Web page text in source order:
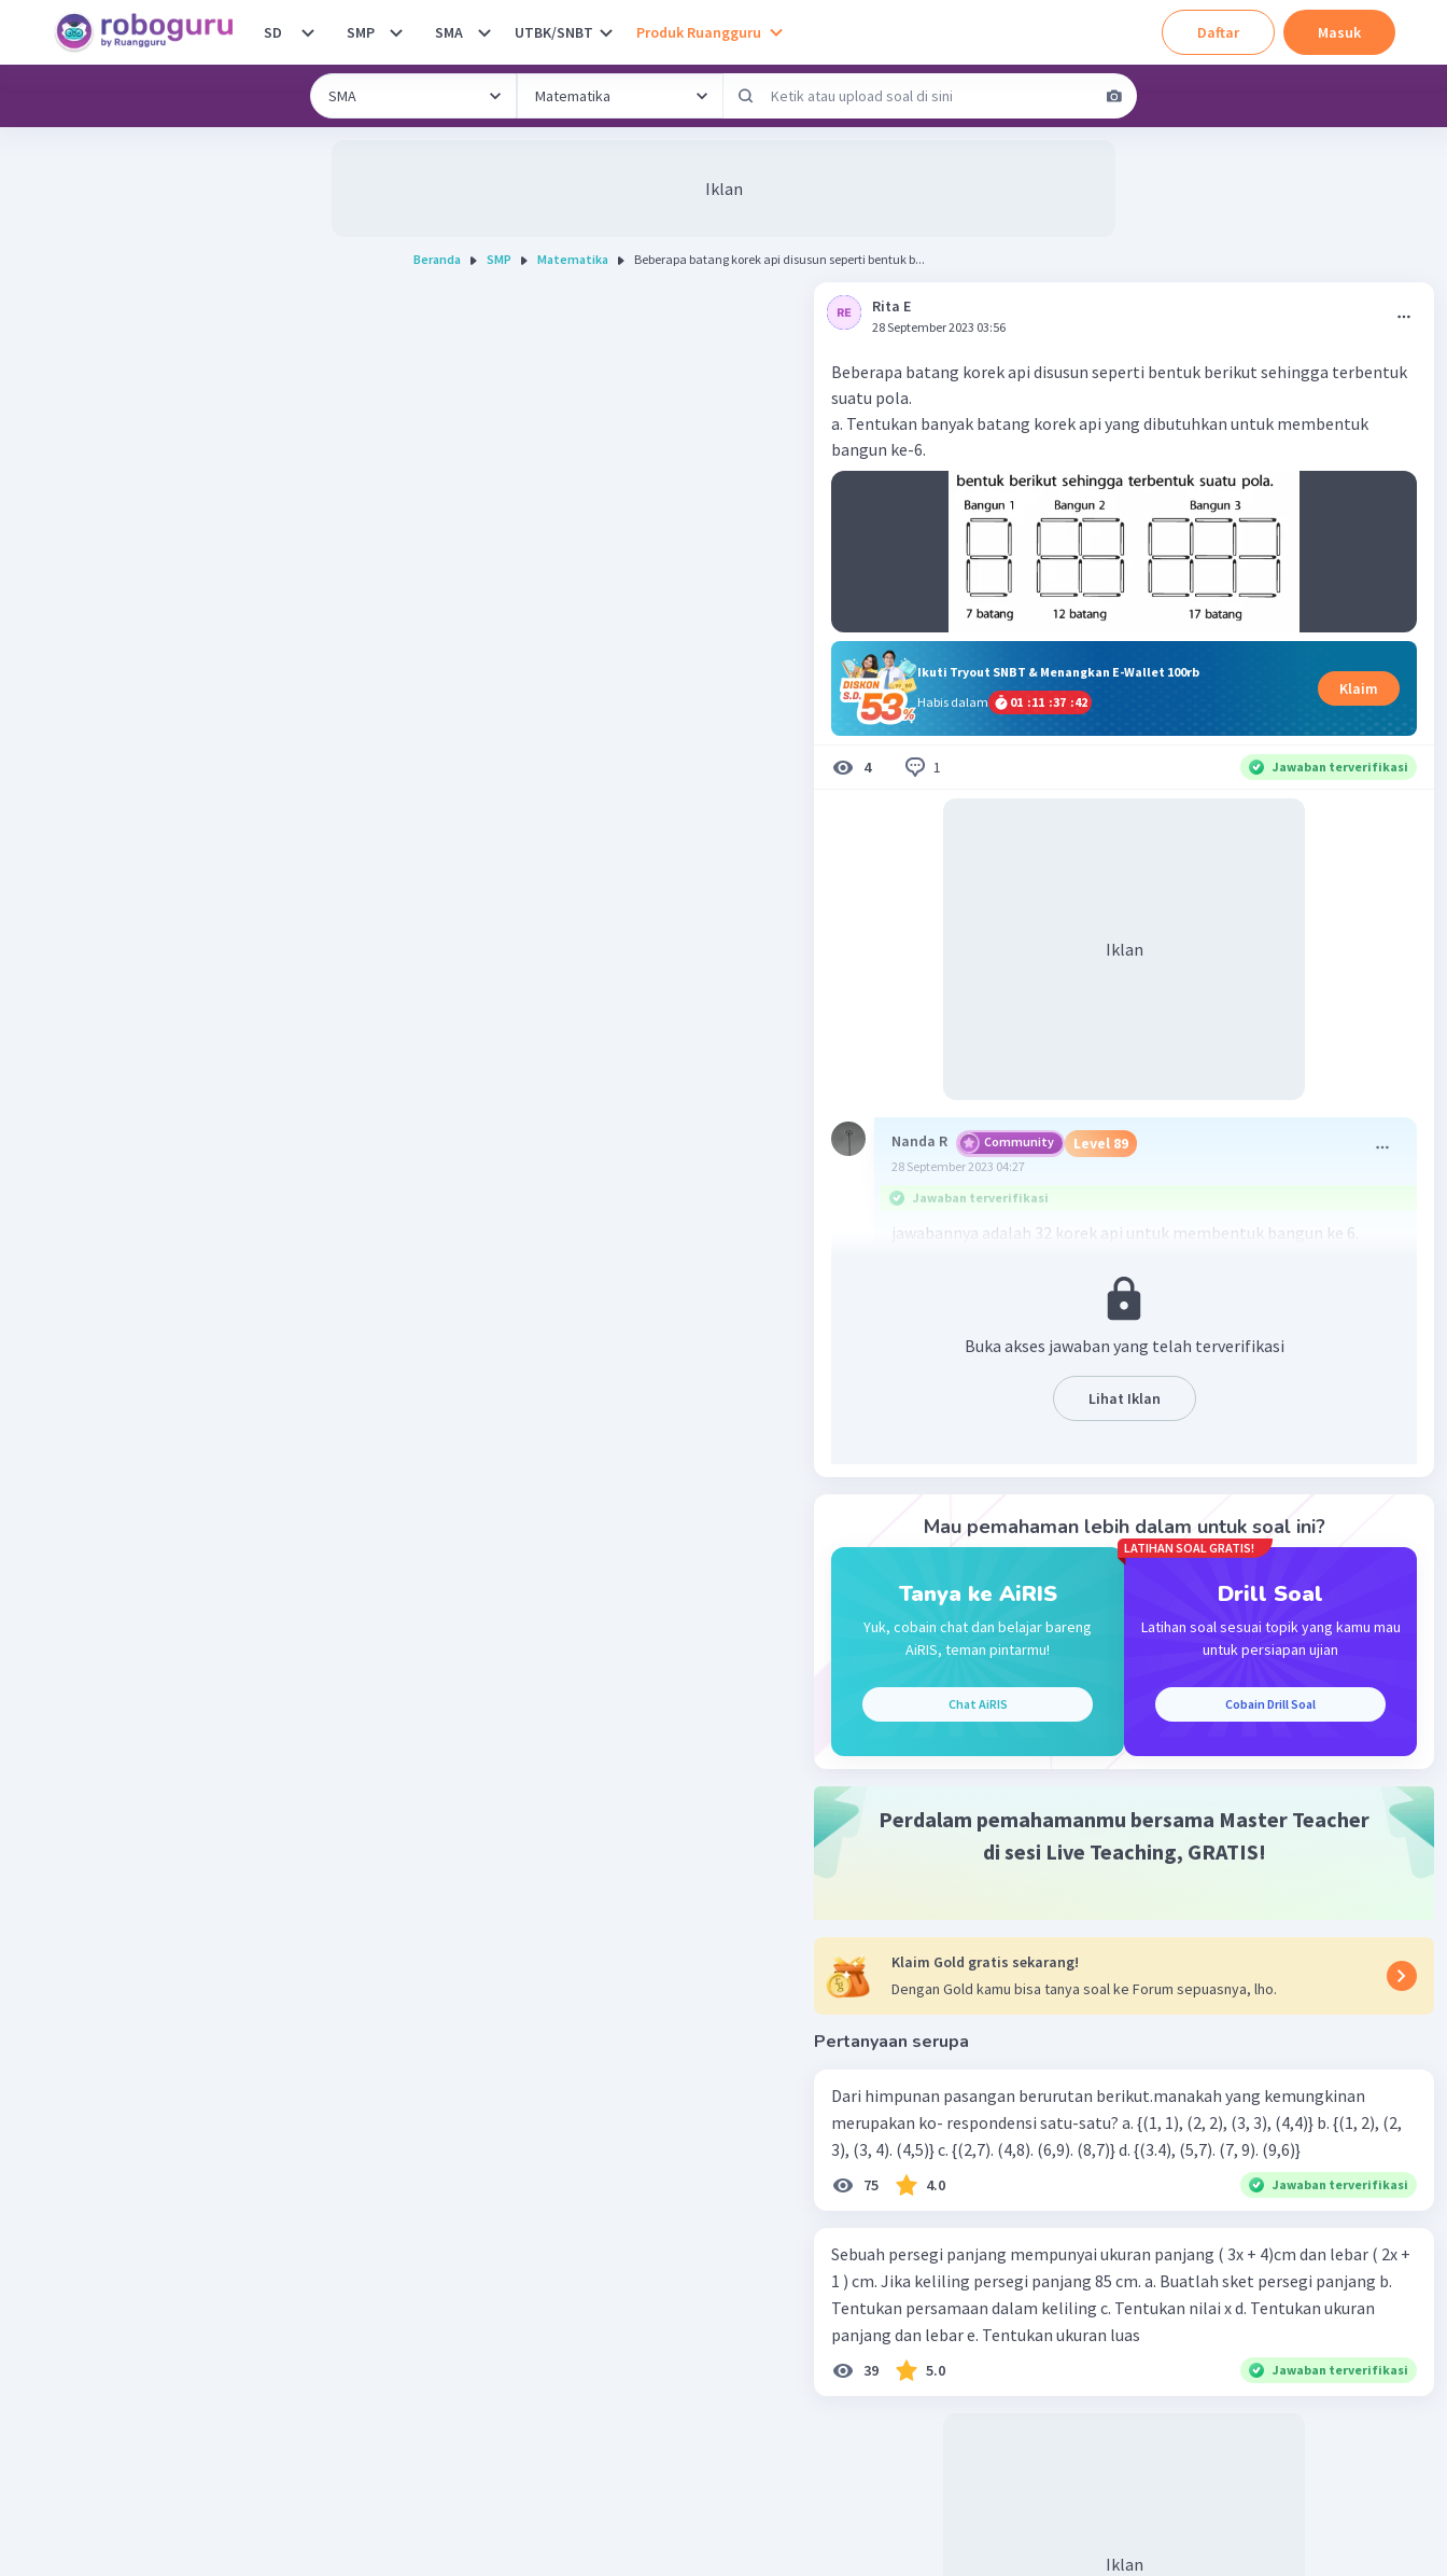
SD SMP SMA UTBK/SNBT Produk Ruangguru Daftar Masuk
Iklan
Beranda SMP Matematika Beberapa batang korek api disusun seperti bentuk b...
Rita E
28 September 2023 03:56
Beberapa batang korek api disusun seperti bentuk berikut sehingga terbentuk
suatu pola.
a. Tentukan banyak batang korek api yang dibutuhkan untuk membentuk
bangun ke-6.
Ikuti Tryout SNBT & Menangkan E-Wallet 100rb
Habis dalam
01 :11 :37 :42
Klaim
4 1 Jawaban terverifikasi
Iklan
Nanda R Community Level 89
28 September 2023 04:27
Jawaban terverifikasi
jawabannya adalah 32 korek api untuk membentuk bangun ke 6.
U6 = 7+(6-1)5 = 7+5×5 = 7+25 = 32.
Iklan
Buka akses jawaban yang telah terverifikasi
Lihat Iklan
Mau pemahaman lebih dalam untuk soal ini?
Tanya ke AiRIS
Yuk, cobain chat dan belajar bareng
AiRIS, teman pintarmu!
Chat AiRIS
LATIHAN SOAL GRATIS!
Drill Soal
Latihan soal sesuai topik yang kamu mau
untuk persiapan ujian
Cobain Drill Soal
Perdalam pemahamanmu bersama Master Teacher
di sesi Live Teaching, GRATIS!
Klaim Gold gratis sekarang!
Dengan Gold kamu bisa tanya soal ke Forum sepuasnya, lho.
Pertanyaan serupa
Dari himpunan pasangan berurutan berikut.manakah yang kemungkinan
merupakan ko- respondensi satu-satu? a. {(1, 1), (2, 2), (3, 3), (4,4)} b. {(1, 2), (2,
3), (3, 4). (4,5)} c. {(2,7). (4,8). (6,9). (8,7)} d. {(3.4), (5,7). (7, 9). (9,6)}
75 4.0 Jawaban terverifikasi
Sebuah persegi panjang mempunyai ukuran panjang ( 3x + 4)cm dan lebar ( 2x +
1 ) cm. Jika keliling persegi panjang 85 cm. a. Buatlah sket persegi panjang b.
Tentukan persamaan dalam keliling c. Tentukan nilai x d. Tentukan ukuran
panjang dan lebar e. Tentukan ukuran luas
39 5.0 Jawaban terverifikasi
Iklan